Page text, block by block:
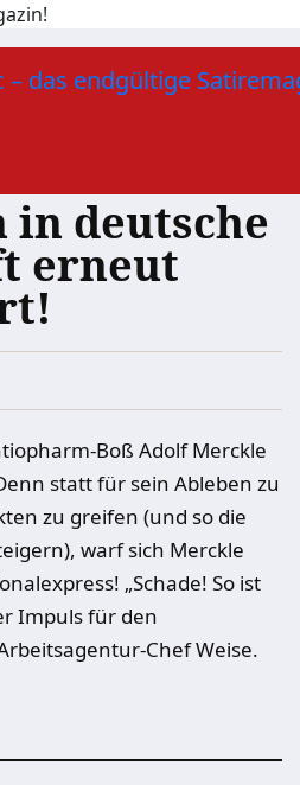
deutsche
erneut
Boß Adolf Merckle
statt für sein Ableben zu
zu greifen (und so die
warf sich Merckle
„Schade! So ist
Impuls für den
Chef Weise.